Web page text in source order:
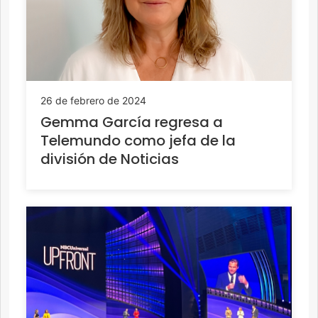
26 de febrero de 2024
Gemma García regresa a
Telemundo como jefa de la
división de Noticias